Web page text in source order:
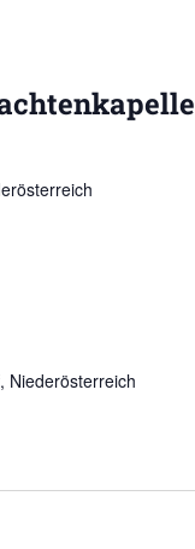
Niederösterreich